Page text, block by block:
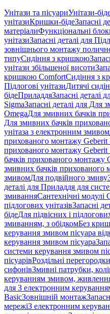
Унітази та пісуариУнітази-
унітазиКришки-бідеЗапасні
матеріалиФункціональні
унітазиЗапасні деталі для
зовнішнього монтажу
типуСидіння з кришкою
унітази збільшеної висоти
кришкою ComfortСидіння з
Підлогові унітазиДитячі
бідеПриладдяЗапасні деталі
SigmaЗапасні деталі для Для
OmegaДля змивних бачків
Для змивних бачків
унітаза з електронним змивом
прихованого монтажу Geberit
прихованого монтажу Geberit
бачків прихованого монтажу
змивних бачків прихованого
змивомДля подвійного змиву
деталі для Приладдя для
змиванняСантехнічні модулі
підлогових унітазівЗапасні
бідеДля підвісних і
змиванням, з обідкомБез
керування змивом пісуара
керування змивом пісуара
системи керування змивом
пісуарівРоздільні
сифонівЗмивні патрубки,
керуванням змивом,
для З електронним
BasicЗовнішній монтаж
мережіЗ електронним